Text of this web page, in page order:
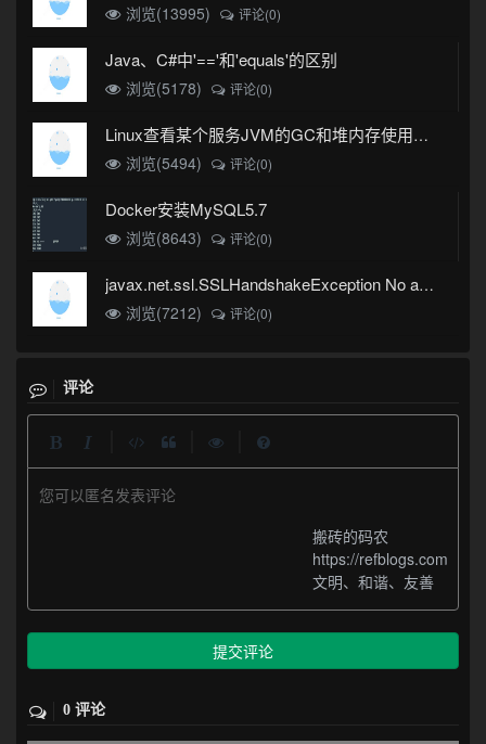
浏览(13995)
评论(0)
Java、C#中'=='和'equals'的区别
浏览(5178) 评论(0)
Linux查看某个服务JVM的GC和堆内存使用情况
浏览(5494)
评论(0)
Docker安装MySQL5.7
浏览(8643) 评论(0)
javax.net.ssl.SSLHandshakeException No appropriate protocol (protocol is disabled or cipher suites are inappropriate)错误
浏览(7212)
评论(0)
评论
您可以匿名发表评论
搬砖的码农
https://refblogs.com
文明、和谐、友善
提交评论
0 评论